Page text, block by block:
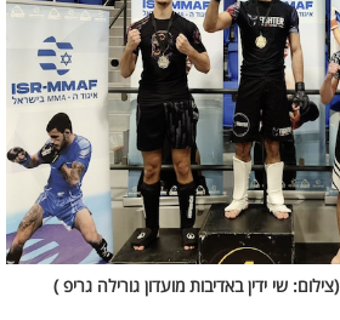
(צילום: שי ידין באדיבות מועדון גורילה גריפ )